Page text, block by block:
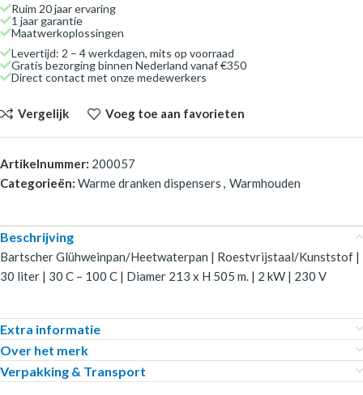
Ruim 20 jaar ervaring
1 jaar garantie
Maatwerkoplossingen
Levertijd: 2 – 4 werkdagen, mits op voorraad
Gratis bezorging binnen Nederland vanaf €350
Direct contact met onze medewerkers
Vergelijk Voeg toe aan favorieten
Artikelnummer: 200057
Categorieën: Warme dranken dispensers , Warmhouden
Beschrijving
Bartscher Glühweinpan/Heetwaterpan | Roestvrijstaal/Kunststof |
30 liter | 30 C – 100 C | Diamer 213 x H 505 m. | 2 kW | 230 V
Extra informatie
Over het merk
Verpakking & Transport